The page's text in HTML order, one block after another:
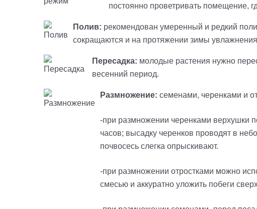
постоянно проветривать помещение,
Полив: рекомендован умеренный и редкий
сокращаются и на протяжении зимы
Пересадка: молодые растения нужно
весенний период.
Размножение: семенами, черенками и
-при размножении черенками верхушки
часов; высадку черенков проводят в
почвосесь слегка опрыскивают.
-при размножении отростками можно
смесью и аккуратно уложить побеги